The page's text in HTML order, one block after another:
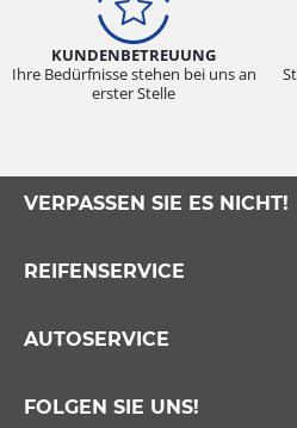
KUNDENBETREUUNG
Ihre Bedürfnisse stehen bei uns an
erster Stelle
VERPASSEN SIE ES NICHT!
REIFENSERVICE
AUTOSERVICE
FOLGEN SIE UNS!